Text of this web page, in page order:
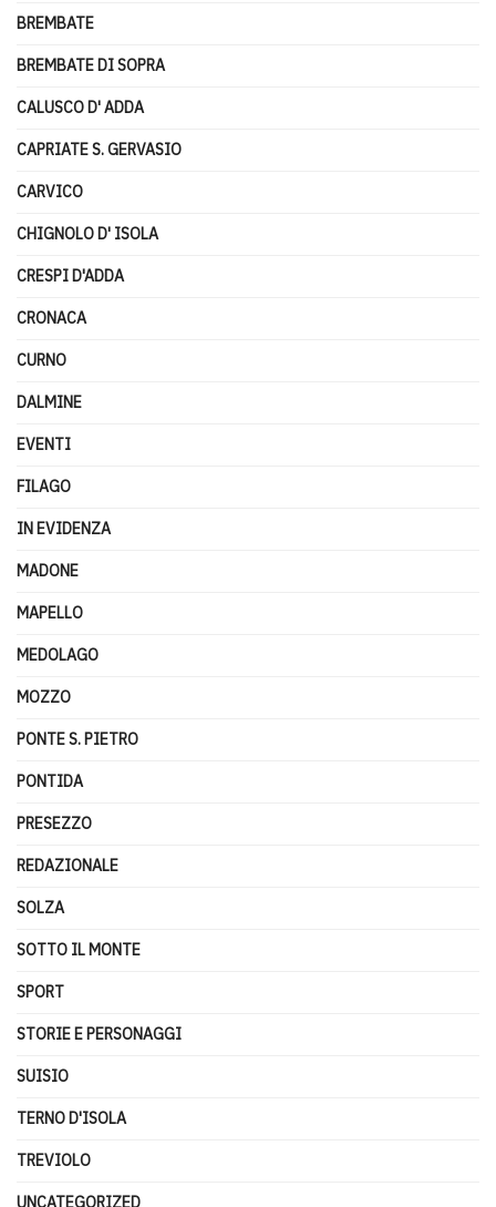
BREMBATE
BREMBATE DI SOPRA
CALUSCO D' ADDA
CAPRIATE S. GERVASIO
CARVICO
CHIGNOLO D' ISOLA
CRESPI D'ADDA
CRONACA
CURNO
DALMINE
EVENTI
FILAGO
IN EVIDENZA
MADONE
MAPELLO
MEDOLAGO
MOZZO
PONTE S. PIETRO
PONTIDA
PRESEZZO
REDAZIONALE
SOLZA
SOTTO IL MONTE
SPORT
STORIE E PERSONAGGI
SUISIO
TERNO D'ISOLA
TREVIOLO
UNCATEGORIZED